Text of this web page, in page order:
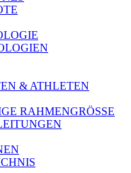
& ATHLETEN
RAHMENGRÖSSE